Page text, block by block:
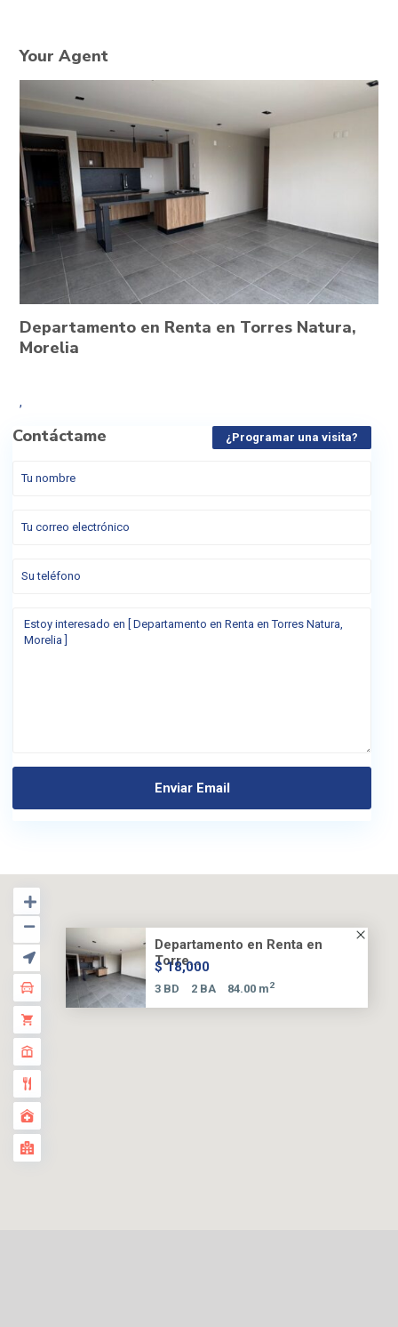
Your Agent
Departamento en Renta en Torres Natura,
Morelia
,
Contáctame ¿Programar una visita?
Departamento en Renta en
Torre...
$ 18,000
3 BD 2 BA 84.00 m2